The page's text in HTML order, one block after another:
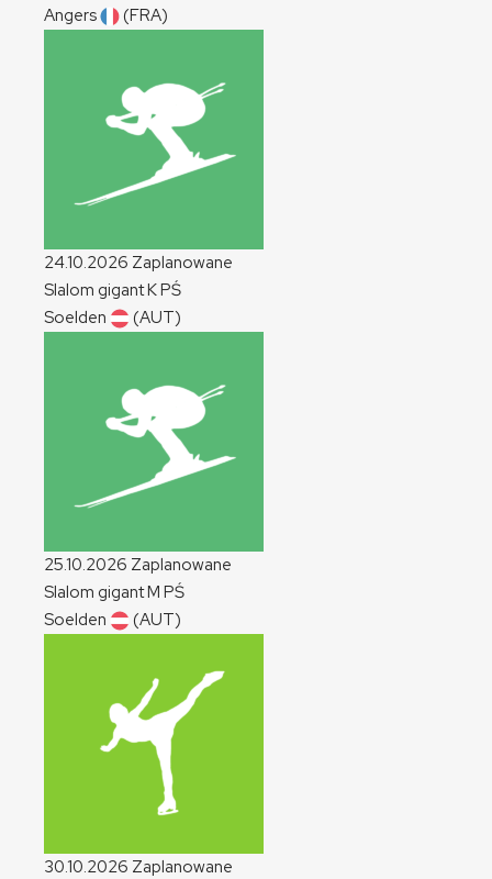
Angers
(FRA)
24.10.2026 Zaplanowane
Slalom gigantKPŚ
Soelden
(AUT)
25.10.2026 Zaplanowane
Slalom gigantM PŚ
Soelden
(AUT)
30.10.2026 Zaplanowane